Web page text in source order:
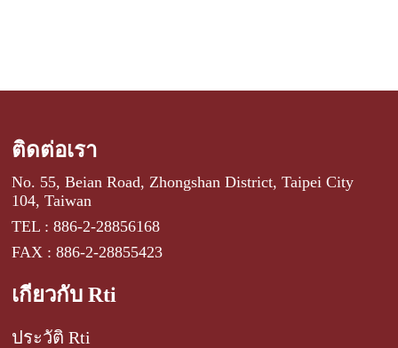
ติดต่อเรา
No. 55, Beian Road, Zhongshan District, Taipei City
104, Taiwan
TEL : 886-2-28856168
FAX : 886-2-28855423
เกี่ยวกับ Rti
ประวัติ Rti